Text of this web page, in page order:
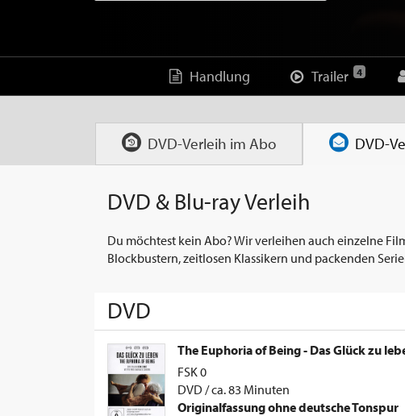
Handlung Trailer 4
DVD-Verleih im Abo DVD-
DVD & Blu-ray Verleih
Du möchtest kein Abo? Wir verleihen auch einzelne
Blockbustern, zeitlosen Klassikern und packenden
DVD
The Euphoria of Being - Das Glück zu
FSK 0
DVD / ca. 83 Minuten
Originalfassung ohne deutsche Tonspur